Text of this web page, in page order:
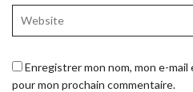
Enregistrer mon nom, mon e-
pour mon prochain commentaire.